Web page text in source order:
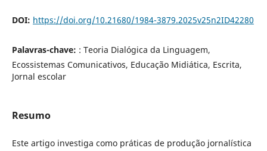
DOI: https://doi.org/10.21680/1984-3879.2025v25n2ID42280
Palavras-chave: : Teoria Dialógica da Linguagem,
Ecossistemas Comunicativos, Educação Midiática, Escrita,
Jornal escolar
Resumo
Este artigo investiga como práticas de produção jornalística